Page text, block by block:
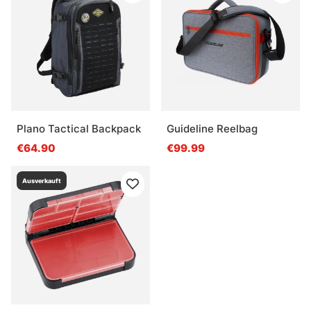
Plano Tactical Backpack
€64.90
Guideline Reelbag
€99.99
Ausverkauft